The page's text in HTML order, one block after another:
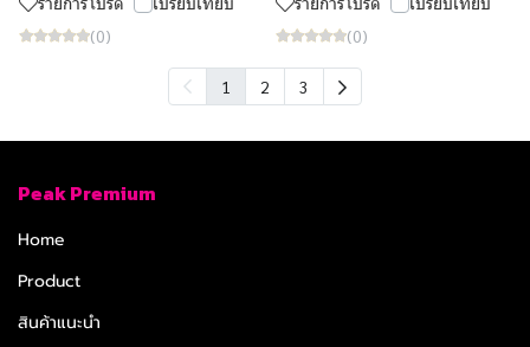
(0) (0)
1 2 3
Peak Premium
Home
Product
สินค้าแนะนำ